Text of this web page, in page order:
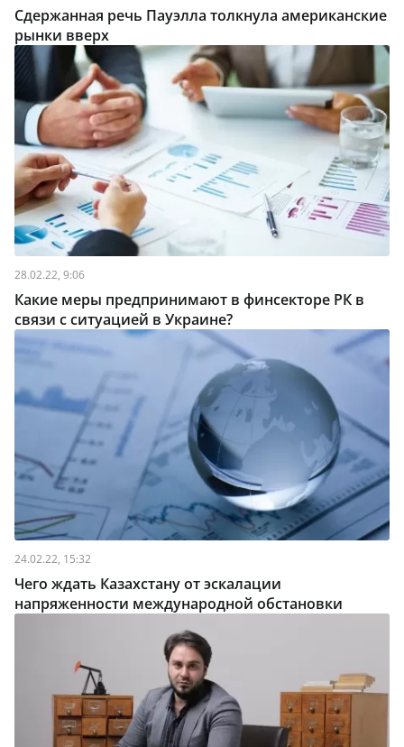
Сдержанная речь Пауэлла толкнула американские
рынки вверх
28.02.22, 9:06
Какие меры предпринимают в финсекторе РК в
связи с ситуацией в Украине?
24.02.22, 15:32
Чего ждать Казахстану от эскалации
напряженности международной обстановки